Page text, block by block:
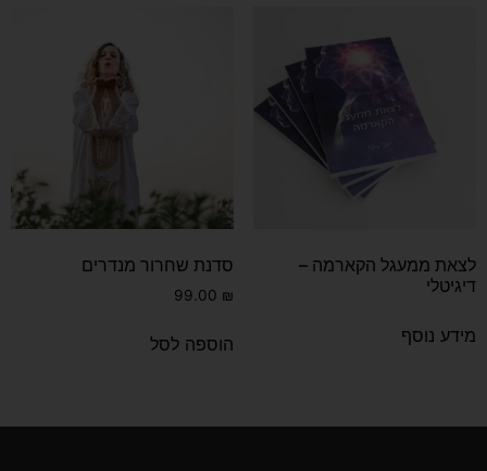
לצאת ממעגל הקארמה –
דיגיטלי
מידע נוסף
סדנת שחרור מנדרים
99.00 ₪
הוספה לסל